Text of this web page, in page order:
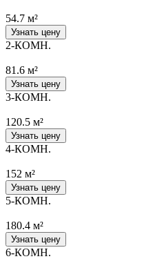
54.7 м²
Узнать цену
2-КОМН.
81.6 м²
Узнать цену
3-КОМН.
120.5 м²
Узнать цену
4-КОМН.
152 м²
Узнать цену
5-КОМН.
180.4 м²
Узнать цену
6-КОМН.